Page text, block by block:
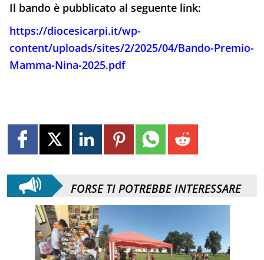
Il bando è pubblicato al seguente link:
https://diocesicarpi.it/wp-
content/uploads/sites/2/2025/04/Bando-Premio-
Mamma-Nina-2025.pdf
FORSE TI POTREBBE INTERESSARE